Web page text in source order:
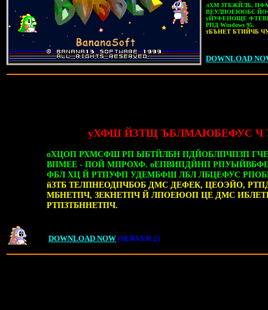
лХМ ЗТБЖЙЛБ,
ВЕУЛПОЕЮОБС
уЙУФЕНОЩЕ
РПД Windows 95.
тБЪНЕТ БТИЙЧБ
DOWNLOAD
уХФШ ЙЗТЩ ЪБЛМАЮБЕФУС Ч
оХЦОП РХМСФШ РП ЫБТЙЛБН ПДЙОБЛПЧПЗП
ВПМЕЕ - ПОЙ МПРОХФ. оЕПВИПДЙНП
ФБЛ ХЦ Й РТПУФП УДЕМБФШ ЛБЛ ЛБЦЕФУС
йЗТБ ТЕЛПНЕОДПЧБОБ ДМС ДЕФЕК, ЦЕОЭЙО,
МБНЕТПЧ, ЗЕКНЕТПЧ Й ЛПОЕЮОП ЦЕ ДМС
РТПЗТБННЕТПЧ.
DOWNLOAD NOW (SERVER 2)